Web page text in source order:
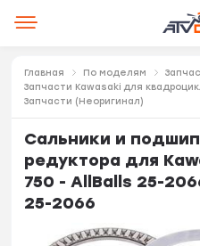
Главная По моделям
Запчасти Kawasaki для
Запчасти (Неоригинал)
Сальники и
редуктора для
750 - AllBalls 25-
25-2066